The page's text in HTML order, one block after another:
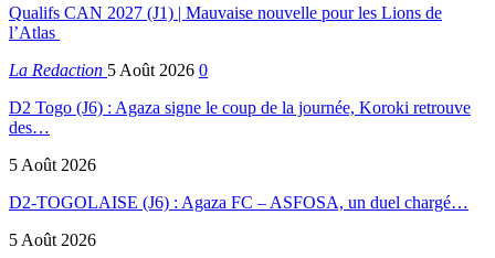
Qualifs CAN 2027 (J1) | Mauvaise nouvelle pour les Lions de
l’Atlas
La Redaction 5 Août 2026 0
D2 Togo (J6) : Agaza signe le coup de la journée, Koroki retrouve
des…
5 Août 2026
D2-TOGOLAISE (J6) : Agaza FC – ASFOSA, un duel chargé…
5 Août 2026